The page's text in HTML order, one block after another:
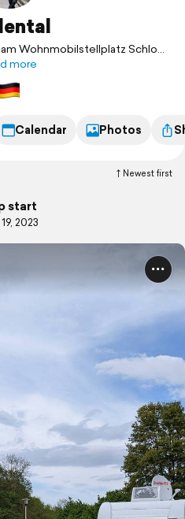
Wohnmobilstellplatz Schloss
bei Coburg.
more
Calendar Photos
Newest first
start
2023